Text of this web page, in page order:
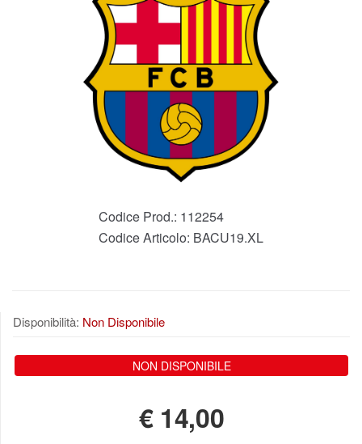
Codice Prod.: 112254
Codice Articolo: BACU19.XL
Disponibilità: Non Disponibile
NON DISPONIBILE
€ 14,00